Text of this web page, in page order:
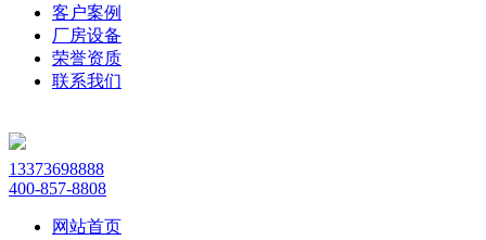
客户案例
厂房设备
荣誉资质
联系我们
13373698888
400-857-8808
网站首页